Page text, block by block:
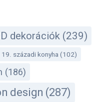
dekorációk (239)
19. századi konyha (102)
(186)
design (287)